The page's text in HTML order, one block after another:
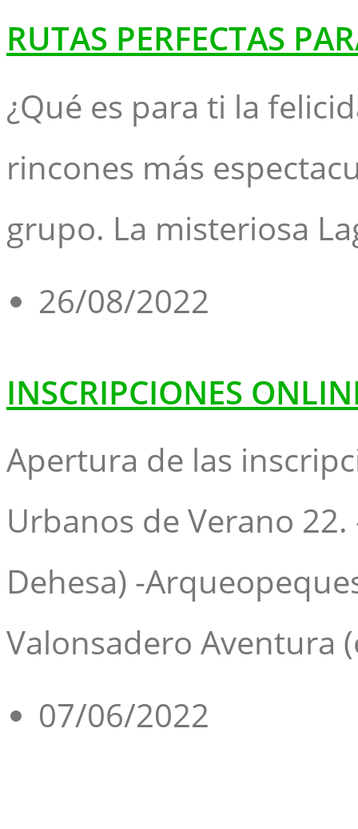
RUTAS PERFECTAS
¿Qué es para ti la
rincones más
grupo. La misteriosa
26/08/2022
INSCRIPCIONES
Apertura de las
Urbanos de Verano
Dehesa) -
Valonsadero Aventura
07/06/2022